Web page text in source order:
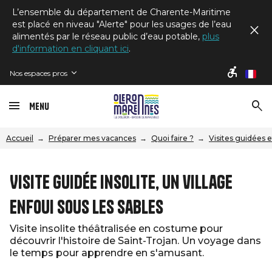
L’ensemble du département de Charente-Maritime
est placé en niveau "Alerte" pour les usages de l’eau
alimentés par le réseau public d’eau potable, plus
d'information en cliquant ici.
Nos espaces pros fr
Menu
Accueil Préparer mes vacances Quoi faire ? Visites guidées
Visite guidée insolite, un village
enfoui sous les sables
Visite insolite théâtralisée en costume pour
découvrir l'histoire de Saint-Trojan. Un voyage dans
le temps pour apprendre en s'amusant.